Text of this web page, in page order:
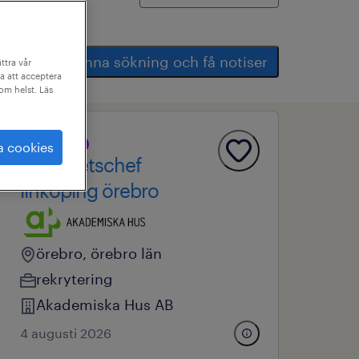
spara denna sökning och få notiser
professional
fastighetschef
linköping örebro
örebro, örebro län
rekrytering
Akademiska Hus AB
4 augusti 2026
vår
att acceptera
helst. Läs
cookies